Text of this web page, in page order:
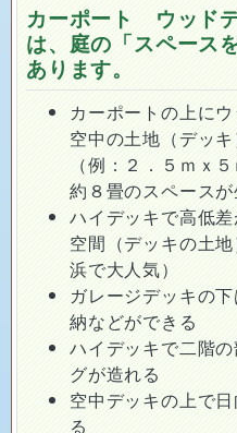
カーポート ウッド
は、庭の「スペース
あります。
カーポートの上に
空中の土地（デッ
（例：２．５ｍ
約８畳のスペース
ハイデッキで高低
空間（デッキの土
浜で大人気）
ガレージデッキの
納などができる
ハイデッキで二階
グが造れる
空中デッキの上で
る